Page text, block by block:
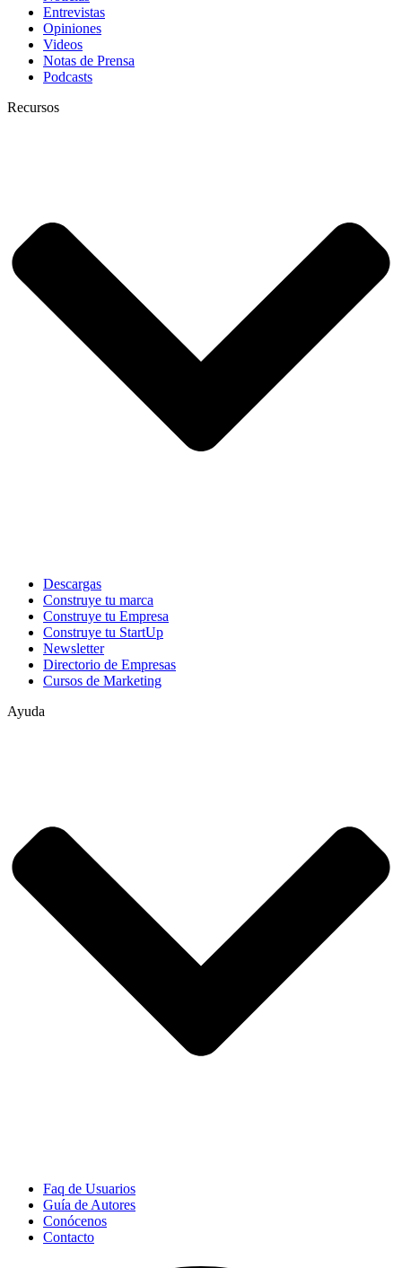
Entrevistas
Opiniones
Videos
Notas de Prensa
Podcasts
Recursos
Descargas
Construye tu marca
Construye tu Empresa
Construye tu StartUp
Newsletter
Directorio de Empresas
Cursos de Marketing
Ayuda
Faq de Usuarios
Guía de Autores
Conócenos
Contacto